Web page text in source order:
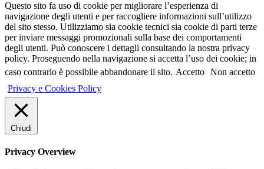
Questo sito fa uso di cookie per migliorare l’esperienza di
navigazione degli utenti e per raccogliere informazioni sull’utilizzo
del sito stesso. Utilizziamo sia cookie tecnici sia cookie di parti terze
per inviare messaggi promozionali sulla base dei comportamenti
degli utenti. Può conoscere i dettagli consultando la nostra privacy
policy. Proseguendo nella navigazione si accetta l’uso dei cookie; in
caso contrario è possibile abbandonare il sito. Accetto Non accetto
Privacy e Cookies Policy
Chiudi
Privacy Overview